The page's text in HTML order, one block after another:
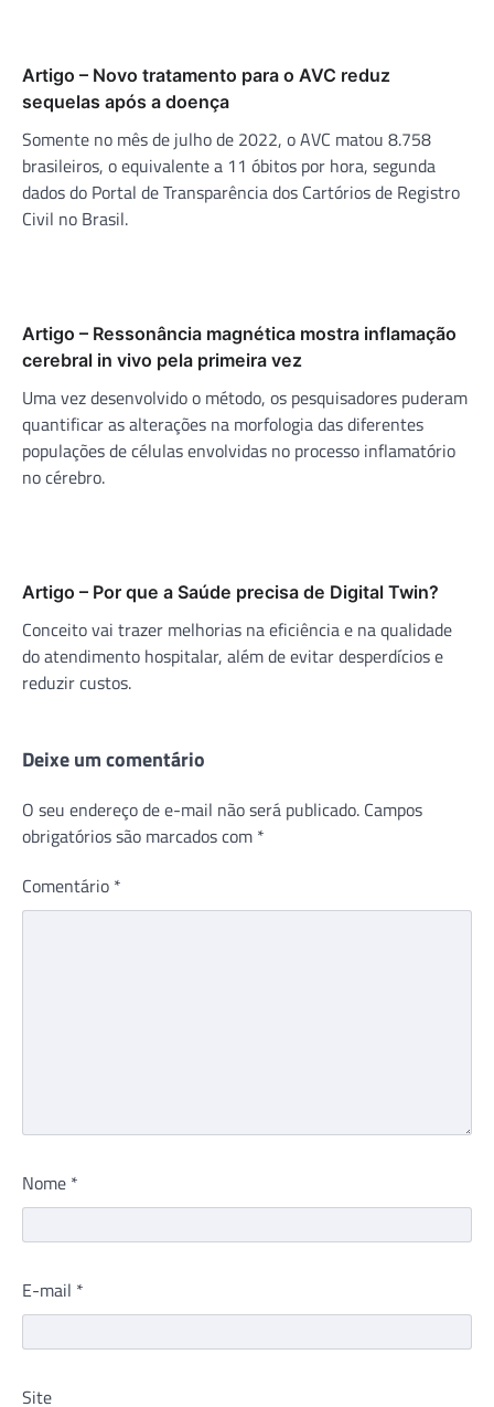
Artigo – Novo tratamento para o AVC reduz
sequelas após a doença
Somente no mês de julho de 2022, o AVC matou 8.758
brasileiros, o equivalente a 11 óbitos por hora, segunda
dados do Portal de Transparência dos Cartórios de Registro
Civil no Brasil.
Artigo – Ressonância magnética mostra inflamação
cerebral in vivo pela primeira vez
Uma vez desenvolvido o método, os pesquisadores puderam
quantificar as alterações na morfologia das diferentes
populações de células envolvidas no processo inflamatório
no cérebro.
Artigo – Por que a Saúde precisa de Digital Twin?
Conceito vai trazer melhorias na eficiência e na qualidade
do atendimento hospitalar, além de evitar desperdícios e
reduzir custos.
Deixe um comentário
O seu endereço de e-mail não será publicado. Campos
obrigatórios são marcados com *
Comentário *
Nome *
E-mail *
Site